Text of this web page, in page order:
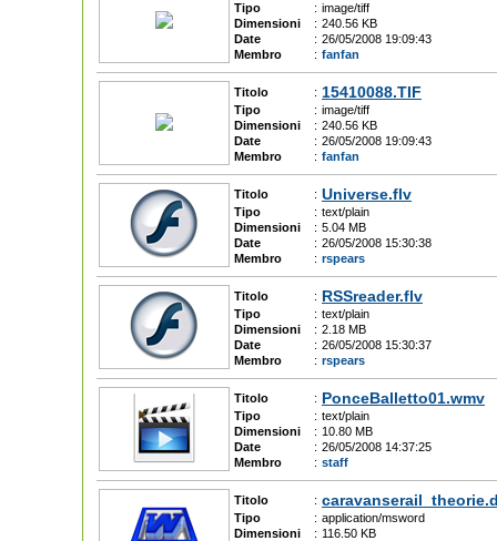
Tipo : image/tiff
Dimensioni
: 240.56 KB
Date
: 26/05/2008 19:09:43
Membro
: fanfan
Titolo : 15410088.TIF
Tipo : image/tiff
Dimensioni
: 240.56 KB
Date
: 26/05/2008 19:09:43
Membro
: fanfan
Titolo : Universe.flv
Tipo : text/plain
Dimensioni
: 5.04 MB
Date
: 26/05/2008 15:30:38
Membro
: rspears
Titolo : RSSreader.flv
Tipo : text/plain
Dimensioni
: 2.18 MB
Date
: 26/05/2008 15:30:37
Membro
: rspears
Titolo : PonceBalletto01.wmv
Tipo : text/plain
Dimensioni
: 10.80 MB
Date
: 26/05/2008 14:37:25
Membro
: staff
Titolo :
Tipo : application/msword
Dimensioni
: 116.50 KB